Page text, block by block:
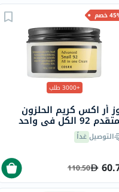
خصم
+3000 طلب
أر اكس كريم الحلزون
المتقدم 92 الكل في واحد
ملالتوصيلغداً
110.50